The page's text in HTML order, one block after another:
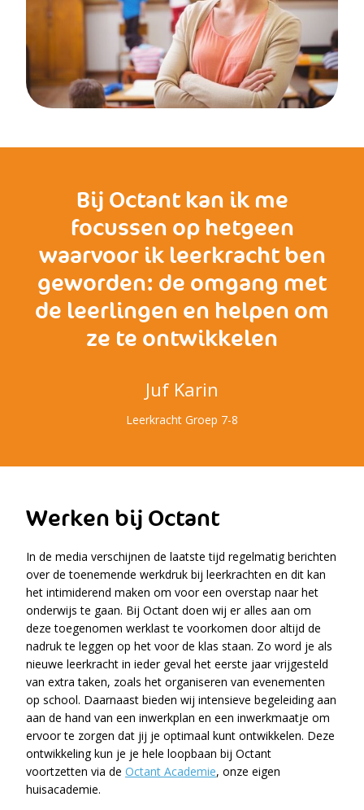
Bij Octant kan ik me
focussen op hetgeen
waarvoor ik leerkracht ben
geworden: de omgang met
de leerlingen en helpen om
ze te ontwikkelen
Juf Karin
Leerkracht Groep 7-8
Werken bij Octant
In de media verschijnen de laatste tijd regelmatig berichten
over de toenemende werkdruk bij leerkrachten en dit kan
het intimiderend maken om voor een overstap naar het
onderwijs te gaan. Bij Octant doen wij er alles aan om
deze toegenomen werklast te voorkomen door altijd de
nadruk te leggen op het voor de klas staan. Zo word je als
nieuwe leerkracht in ieder geval het eerste jaar vrijgesteld
van extra taken, zoals het organiseren van evenementen
op school. Daarnaast bieden wij intensieve begeleiding aan
aan de hand van een inwerkplan en een inwerkmaatje om
ervoor te zorgen dat jij je optimaal kunt ontwikkelen. Deze
ontwikkeling kun je je hele loopbaan bij Octant
voortzetten via de Octant Academie, onze eigen
huisacademie.